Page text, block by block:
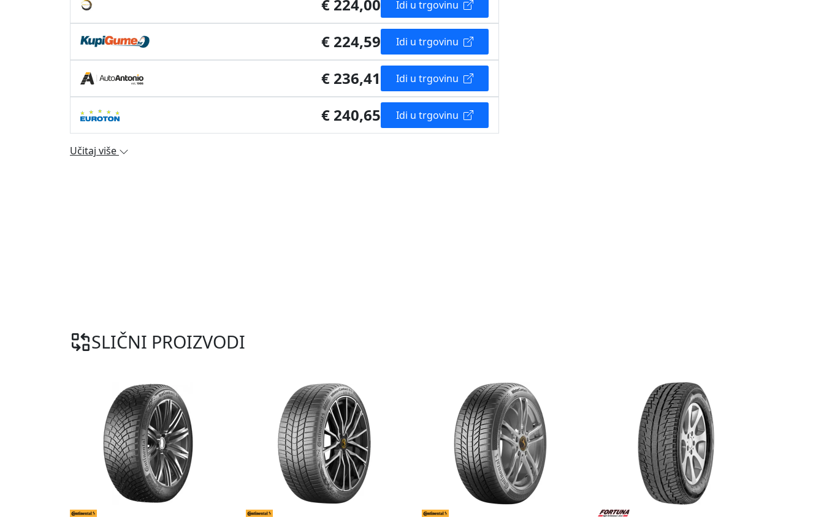
€ 224,00 Idi u trgovinu
€ 224,59 Idi u trgovinu
€ 236,41 Idi u trgovinu
€ 240,65 Idi u trgovinu
Učitaj više
SLIČNI PROIZVODI